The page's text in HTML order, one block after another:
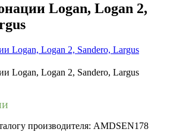
Logan, Logan 2,
производителя: AMDSEN178